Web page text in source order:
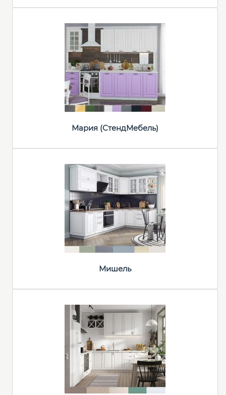
Мария (СтендМебель)
Мишель